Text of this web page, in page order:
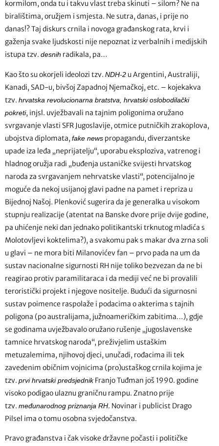
kormilom, onda tu i takvu vlast treba skinuti – silom? Ne na
biralištima, oružjem i smjesta. Ne sutra, danas, i prije no
danas!? Taj diskurs crnila i novoga građanskog rata, krvi i
gaženja svake ljudskosti nije nepoznat iz verbalnih i medijskih
istupa tzv. desnih radikala, pa…
Kao što su okorjeli ideolozi tzv. NDH-2 u Argentini, Australiji,
Kanadi, SAD-u, bivšoj Zapadnoj Njemačkoj, etc. – kojekakva
tzv. hrvatska revolucionarna bratstva, hrvatski oslobodilački
pokreti, injsl. uvježbavali na tajnim poligonima oružano
svrgavanje vlasti SFR Jugoslavije, otmice putničkih zrakoplova,
ubojstva diplomata, fake news propagandu, diverzantske
upade iza leđa „neprijatelju“, uporabu eksploziva, vatrenog i
hladnog oružja radi „buđenja ustaničke svijesti hrvatskog
naroda za svrgavanjem nehrvatske vlasti“, potencijalno je
moguće da nekoj usijanoj glavi padne na pamet i repriza u
Bijednoj Našoj. Plenković sugerira da je generalka u visokom
stupnju realizacije (atentat na Banske dvore prije dvije godine,
pa uhićenje neki dan jednako politikantski trknutog mladića s
Molotovljevi koktelima?), a svakomu pak s makar dva zrna soli
u glavi – ne mora biti Milanovićev fan – prvo pada na um da
sustav nacionalne sigurnosti RH nije toliko bezvezan da ne bi
reagirao protiv paramilitaraca i da mediji već ne bi provalili
teroristički projekt i njegove nositelje. Budući da sigurnosni
sustav poimence raspolaže i podacima o akterima s tajnih
poligona (po australijama, južnoameričkim zabitima…), gdje
se godinama uvježbavalo oružano rušenje „jugoslavenske
tamnice hrvatskog naroda“, preživjelim ustaškim
metuzalemima, njihovoj djeci, unučadi, rođacima ili tek
zavedenim običnim vojnicima (pro)ustaškog crnila kojima je
tzv. prvi hrvatski predsjednikFranjo Tuđman još 1990. godine
visoko podigao ulaznu graničnu rampu. Znatno prije
tzv. međunarodnog priznanja RH. Novinar i publicist Drago
Pilsel ima o tomu osobna svjedočanstva.
Pravo građanstva i čak visoke državne počasti i političke